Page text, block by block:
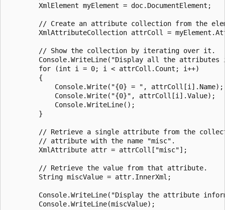
        XmlElement myElement = doc.DocumentElement;
// Create an attribute collection from the
XmlAttributeCollection attrColl =
        // Show the collection by iterating over it.
Console.WriteLine("Display all the attributes
        for (int i = 0; i < attrColl.Count; i++)
        {
            Console.Write("{0} = ", attrColl[i].Name);
            Console.Write("{0}", attrColl[i].Value);
            Console.WriteLine();
        }
// Retrieve a single attribute from the
        // attribute with the name "misc".
        XmlAttribute attr = attrColl["misc"];
        // Retrieve the value from that attribute.
        String miscValue = attr.InnerXml;
Console.WriteLine("Display the attribute
        Console.WriteLine(miscValue);